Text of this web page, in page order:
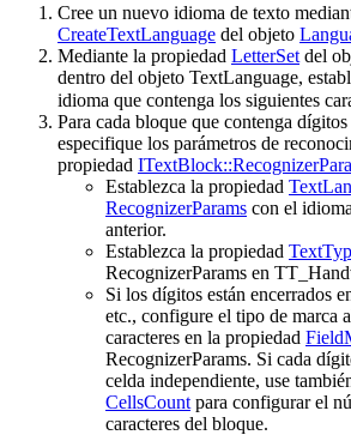
Cree un nuevo idioma de texto
CreateTextLanguage del objeto
Mediante la propiedad LetterSet del
dentro del objeto TextLanguage,
Para cada bloque que contenga
especifique los parámetros de
propiedad
Establezca la propiedad
RecognizerParams con el
anterior.
Establezca la propiedad
RecognizerParams en
Si los dígitos están encerrados
etc., configure el tipo de marca
caracteres en la propiedad
RecognizerParams. Si cada
celda independiente, use
CellsCount para configurar el
caracteres del bloque.